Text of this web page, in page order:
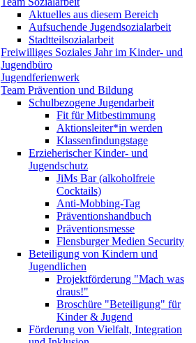
Aktuelles aus diesem Bereich
Aufsuchende Jugendsozialarbeit
Stadtteilsozialarbeit
Freiwilliges Soziales Jahr im Kinder- und
Jugendbüro
Jugendferienwerk
Team Prävention und Bildung
Schulbezogene Jugendarbeit
Fit für Mitbestimmung
Aktionsleiter*in werden
Klassenfindungstage
Erzieherischer Kinder- und
Jugendschutz
JiMs Bar (alkoholfreie
Cocktails)
Anti-Mobbing-Tag
Präventionshandbuch
Präventionsmesse
Flensburger Medien Security
Beteiligung von Kindern und
Jugendlichen
Projektförderung "Mach was
draus!"
Broschüre "Beteiligung" für
Kinder & Jugend
Förderung von Vielfalt, Integration